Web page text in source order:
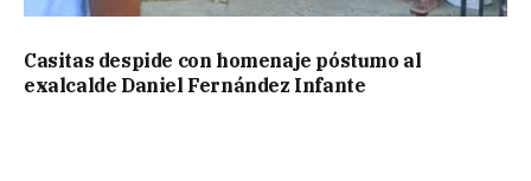
Casitas despide con homenaje póstumo al
exalcalde Daniel Fernández Infante